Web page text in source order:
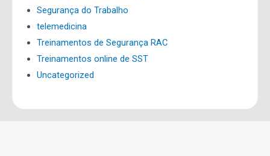
Segurança do Trabalho
telemedicina
Treinamentos de Segurança RAC
Treinamentos online de SST
Uncategorized